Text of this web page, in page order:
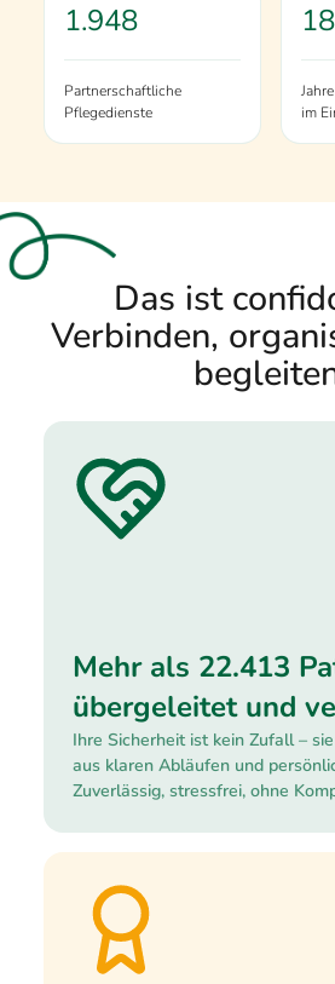
1.948
Partnerschaftliche
Pflegedienste
Jahre
im
Das ist
Verbinden,
Mehr als 22.413
übergeleitet und
Ihre Sicherheit ist kein Zufall –
aus klaren Abläufen und
Zuverlässig, stressfrei, ohne